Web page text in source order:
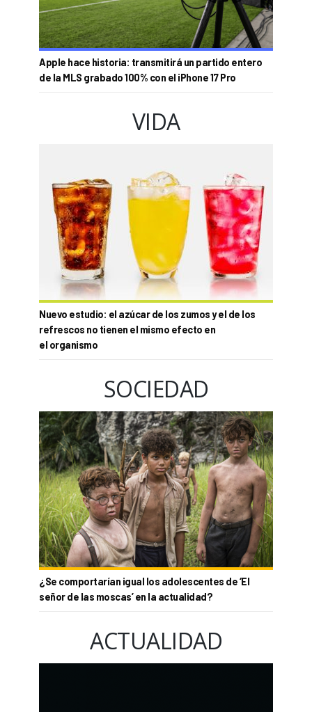
Apple hace historia: transmitirá un partido entero
de la MLS grabado 100% con el iPhone 17 Pro
VIDA
Nuevo estudio: el azúcar de los zumos y el de los
refrescos no tienen el mismo efecto en
el organismo
SOCIEDAD
¿Se comportarían igual los adolescentes de ‘El
señor de las moscas’ en la actualidad?
ACTUALIDAD